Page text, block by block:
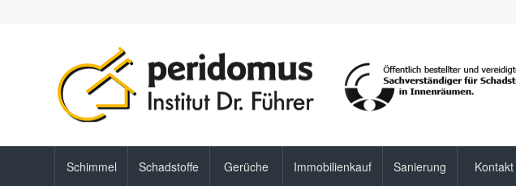
Schimmel Schadstoffe Gerüche Immobilienkauf Sanierung Kontakt